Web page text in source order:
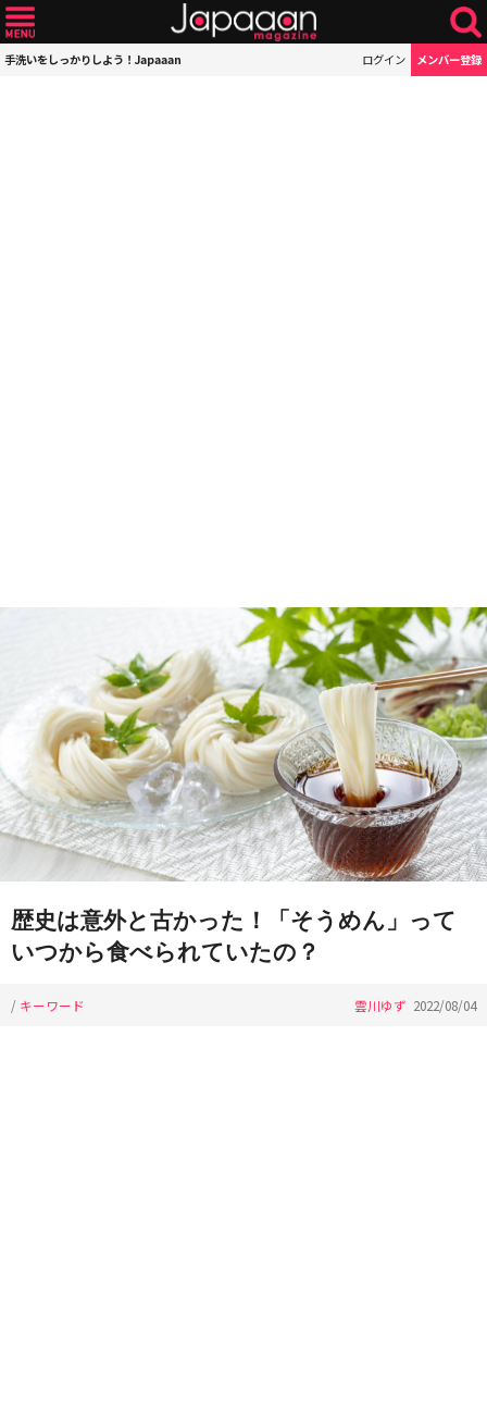
手洗いをしっかりしよう！Japaaan ログイン メンバー登録
歴史は意外と古かった！「そうめん」って
いつから食べられていたの？
/ キーワード 雲川ゆず 2022/08/04